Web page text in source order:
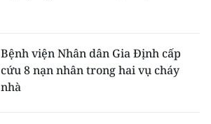
Bệnh viện Nhân dân Gia Định cấp
cứu 8 nạn nhân trong hai vụ cháy
nhà